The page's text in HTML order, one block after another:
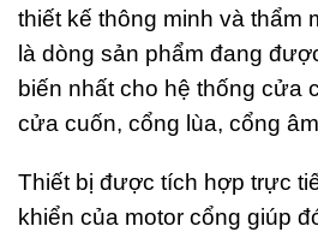
thiết kế thông minh và thẩm
là dòng sản phẩm đang
biến nhất cho hệ thống cửa
cửa cuốn, cổng lùa, cổng
Thiết bị được tích hợp trực
khiển của motor cổng giúp
Cấp
Bảy